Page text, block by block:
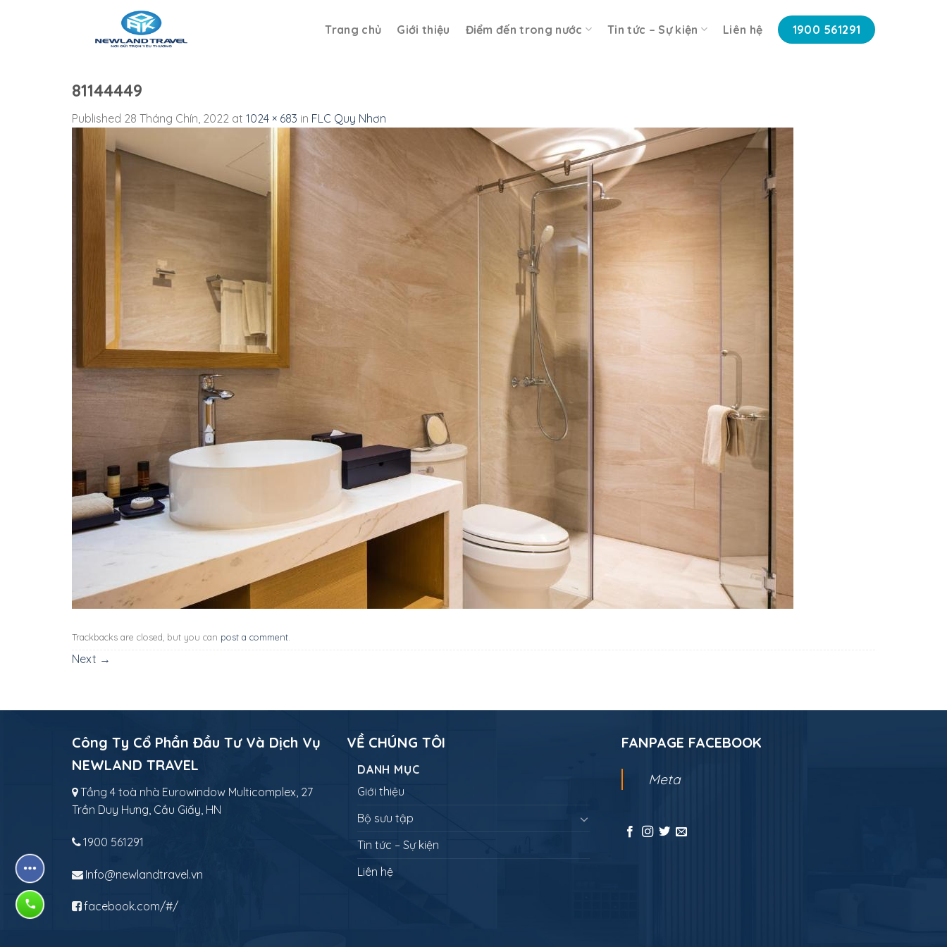
Trang chủ Giới thiệu Điểm đến trong nước Tin tức – Sự kiện Liên hệ 1900 561291
81144449
Published 28 Tháng Chín, 2022 at 1024 × 683 in FLC Quy Nhơn
Trackbacks are closed, but you can post a comment.
Next →
Công Ty Cổ Phần Đầu Tư Và Dịch Vụ
NEWLAND TRAVEL
Tầng 4 toà nhà Eurowindow Multicomplex, 27
Trần Duy Hưng, Cầu Giấy, HN
1900 561291
Info@newlandtravel.vn
facebook.com/#/
VỀ CHÚNG TÔI
DANH MỤC
Giới thiệu
Bộ sưu tập
Tin tức – Sự kiện
Liên hệ
FANPAGE FACEBOOK
Meta